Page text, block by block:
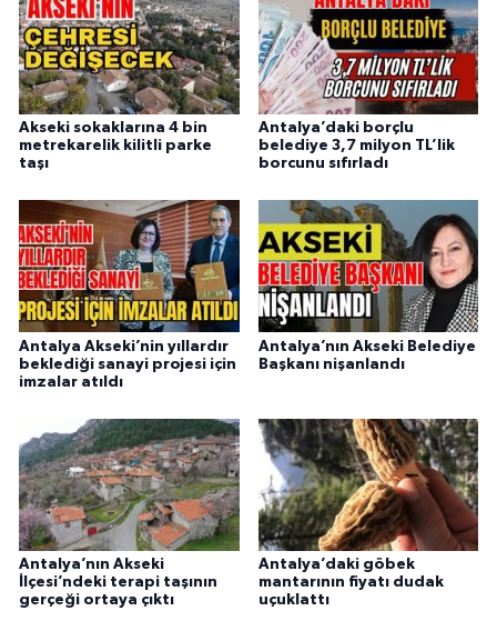
Akseki sokaklarına 4 bin
metrekarelik kilitli parke
taşı
Antalya’daki borçlu
belediye 3,7 milyon TL’lik
borcunu sıfırladı
Antalya Akseki’nin yıllardır
beklediği sanayi projesi için
imzalar atıldı
Antalya’nın Akseki Belediye
Başkanı nişanlandı
Antalya’nın Akseki
İlçesi’ndeki terapi taşının
gerçeği ortaya çıktı
Antalya’daki göbek
mantarının fiyatı dudak
uçuklattı